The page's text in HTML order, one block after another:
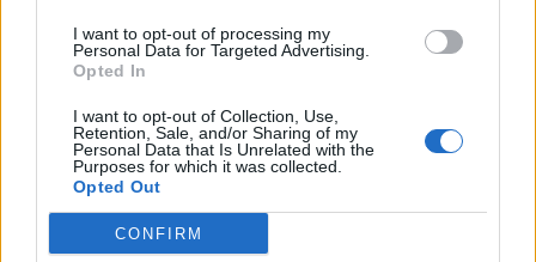
I want to opt-out of processing my
Personal Data for Targeted Advertising.
Opted In
I want to opt-out of Collection, Use,
Retention, Sale, and/or Sharing of my
Personal Data that Is Unrelated with the
Purposes for which it was collected.
Opted Out
CONFIRM
MÁR ELŐFIZETŐNK VAGY? BEJELENTKEZÉS
© 2026 Portfolio
impresszum
jogi nyilatkozat